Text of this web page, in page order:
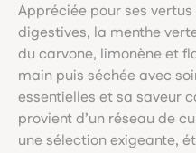
Appréciée pour ses
digestives, la menthe
du carvone, limonène et
main puis séchée avec
essentielles et sa saveur
provient d’un réseau de
une sélection exigeante,